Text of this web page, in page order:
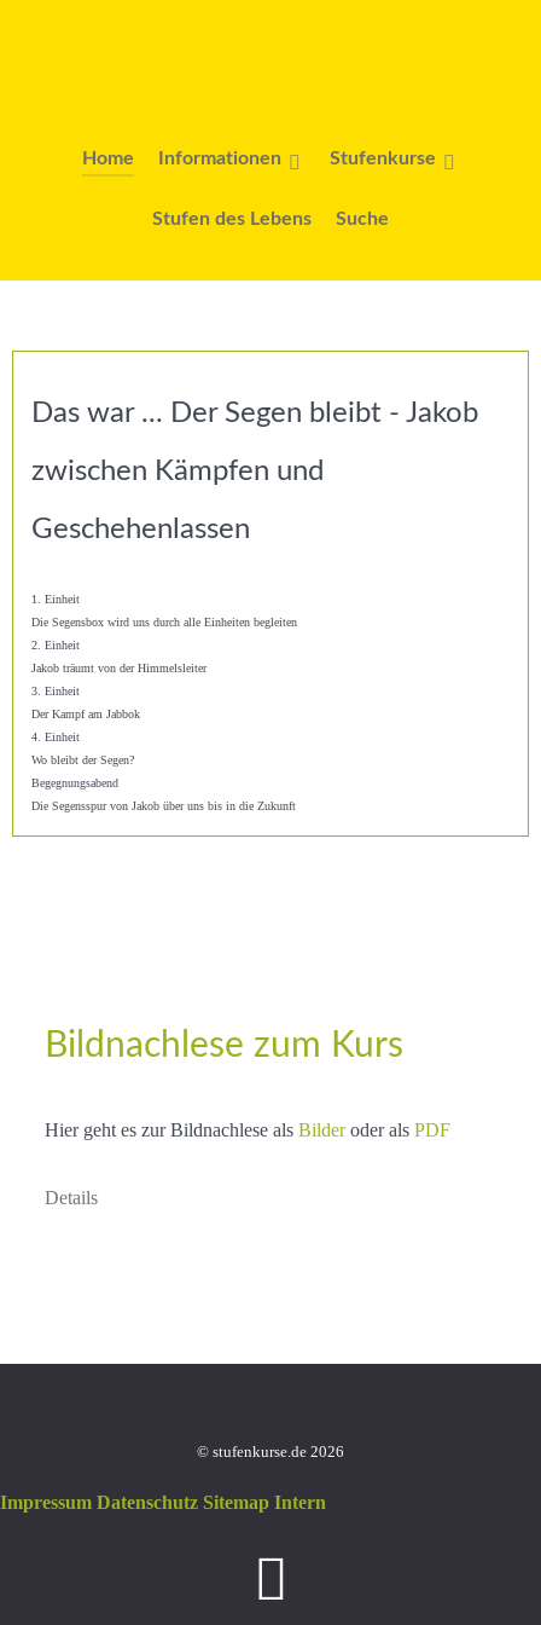
Home Informationen Stufenkurse
Stufen des Lebens Suche
Das war ... Der Segen bleibt - Jakob
zwischen Kämpfen und
Geschehenlassen
1. Einheit
Die Segensbox wird uns durch alle Einheiten begleiten
2. Einheit
Jakob träumt von der Himmelsleiter
3. Einheit
Der Kampf am Jabbok
4. Einheit
Wo bleibt der Segen?
Begegnungsabend
Die Segensspur von Jakob über uns bis in die Zukunft
Bildnachlese zum Kurs
Hier geht es zur Bildnachlese als Bilderoder als PDF
Details
© stufenkurse.de 2026
Impressum Datenschutz Sitemap Intern